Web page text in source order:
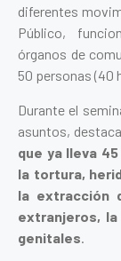
diferentes
Público,
órganos de
50 personas (40
Durante el
asuntos,
que ya lleva
la tortura,
la extracción
extranjeros,
genitales